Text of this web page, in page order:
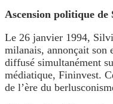
Ascension politique
Le 26 janvier 1994,
milanais, annonçait son
diffusé simultanément
médiatique, Fininvest.
de l’ère du